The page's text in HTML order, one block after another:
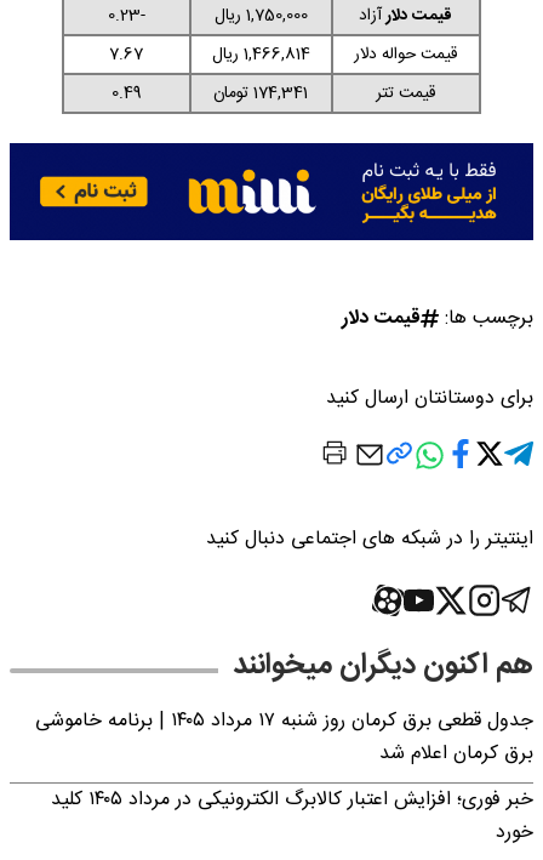
قیمت دلارآزاد 1,750,000 ریال
-0.23
قیمت حواله دلار
1,466,814 ریال
7.67
قیمت تتر
174,341 تومان 0.49
برچسب ها: قیمت دلار
برای دوستانتان ارسال کنید
اینتیتر را در شبکه های اجتماعی دنبال کنید
هم اکنون دیگران میخوانند
جدول قطعی برق کرمان روز شنبه ۱۷ مرداد ۱۴۰۵ | برنامه خاموشی
برق کرمان اعلام شد
خبر فوری؛ افزایش اعتبار کالابرگ الکترونیکی در مرداد ۱۴۰۵ کلید
خورد